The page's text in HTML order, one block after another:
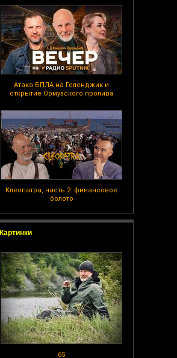
Атака БПЛА на Геленджик и
открытие Ормузского пролива
Клеопатра, часть 2: финансовое
болото
Картинки
65